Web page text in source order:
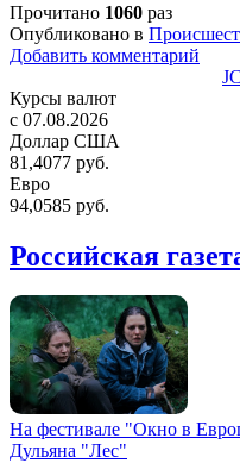
Прочитано 1060 раз
Опубликовано в
Добавить комментарий
Курсы валют
c 07.08.2026
Доллар США
81,4077 руб.
Евро
94,0585 руб.
Российская
На фестивале "Окно в
Дульяна "Лес"